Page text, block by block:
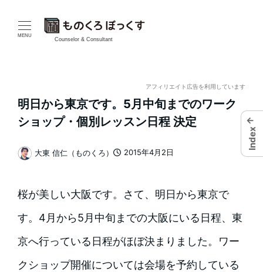
MENU
Counselor & Consultant
アフィリエイト広告を利用しています
明日から東京です。5月中旬までのワーク
ショップ・個別レッスン日程 決定
2015年4月2日
著
大東 信仁（ものくろ）
桜が美しい大阪です。さて、明日から東京で
す。4月から5月中旬までの大阪にいる日程、東
京へ行っている日程がほぼ決まりました。ワー
クショップ開催については会場を予約している
←
Index